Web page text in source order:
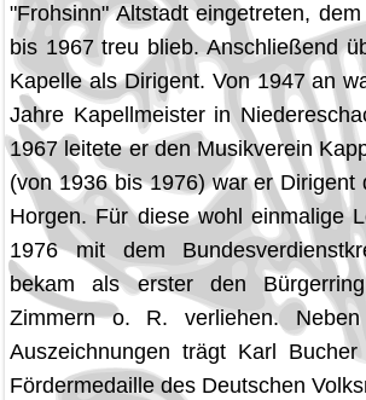
"Frohsinn" Altstadt eingetreten,
bis 1967 treu blieb. Anschließend
Kapelle als Dirigent. Von 1947 an
Jahre Kapellmeister in
1967 leitete er den Musikverein
(von 1936 bis 1976) war er Dirigent
Horgen. Für diese wohl einmalige
1976 mit dem
bekam als erster den
Zimmern o. R. verliehen.
Auszeichnungen trägt Karl
Fördermedaille des Deutschen